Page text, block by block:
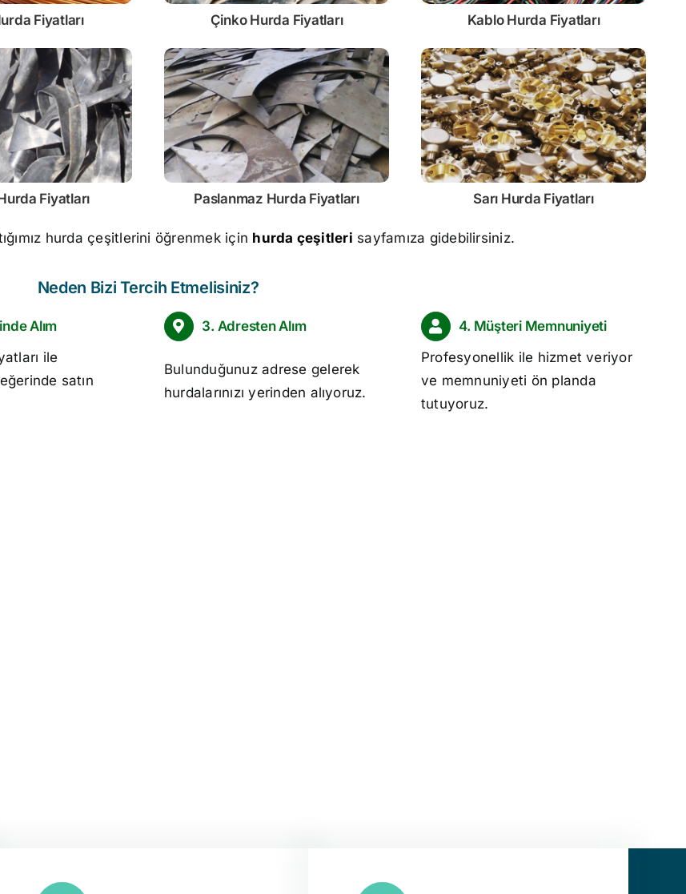
Fiyatları Çinko Hurda Fiyatları Kablo Hurda Fiyatları
Fiyatları Paslanmaz Hurda Fiyatları Sarı Hurda Fiyatları
hurda çeşitlerini öğrenmek için hurda çeşitleri sayfamıza gidebilirsiniz.
Neden Bizi Tercih Etmelisiniz?
Alım
ile
satın
3. Adresten Alım
Bulunduğunuz adrese gelerek
hurdalarınızı yerinden alıyoruz.
4. Müşteri Memnuniyeti
Profesyonellik ile hizmet veriyor
ve memnuniyeti ön planda
tutuyoruz.